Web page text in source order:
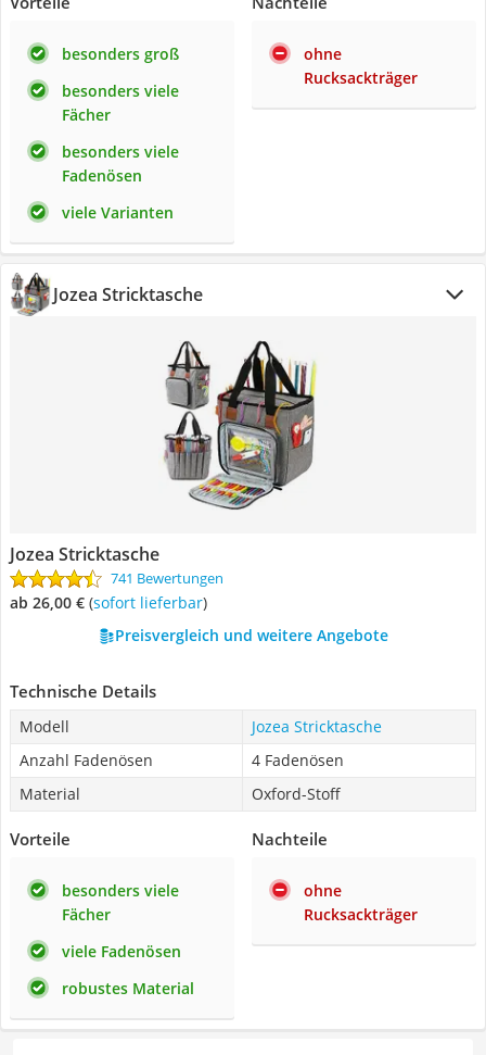
besonders groß
besonders viele
Fächer
besonders viele
Fadenösen
viele Varianten
ohne
Rucksackträger
Jozea Stricktasche
Jozea Stricktasche
741 Bewertungen
ab 26,00 € ( Sofort lieferbar)
Preisvergleich und weitere Angebote
Technische Details
Modell
Jozea Stricktasche
Anzahl Fadenösen
4 Fadenösen
Material
Oxford-Stoff
Vorteile
besonders viele
Fächer
viele Fadenösen
robustes Material
Nachteile
ohne
Rucksackträger